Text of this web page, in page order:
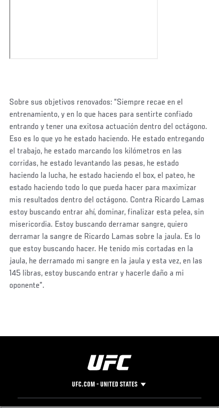
Sobre sus objetivos renovados: “Siempre recae en el
entrenamiento, y en lo que haces para sentirte confiado
entrando y tener una exitosa actuación dentro del octágono.
Eso es lo que yo he estado haciendo. He estado entregando
el trabajo, he estado marcando los kilómetros en las
corridas, he estado levantando las pesas, he estado
haciendo la lucha, he estado haciendo el box, el pateo, he
estado haciendo todo lo que pueda hacer para maximizar
mis resultados dentro del octágono. Contra Ricardo Lamas
estoy buscando entrar ahí, dominar, finalizar esta pelea, sin
misericordia. Estoy buscando derramar sangre, quiero
derramar la sangre de Ricardo Lamas sobre la jaula. Es lo
que estoy buscando hacer. He tenido mis cortadas en la
jaula, he derramado mi sangre en la jaula y esta vez, en las
145 libras, estoy buscando entrar y hacerle daño a mi
oponente”.
UFC.COM - UNITED STATES